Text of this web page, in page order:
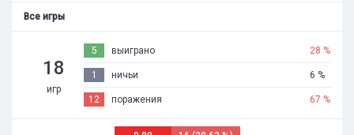
Все игры
18
игр
5 выиграно 28 %
1 ничьи 6 %
12 поражения 67 %